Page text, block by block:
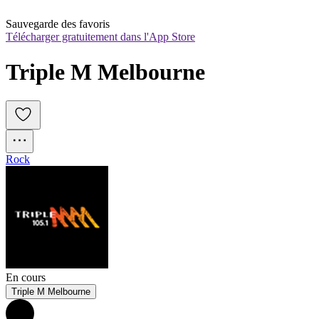
Sauvegarde des favoris
Télécharger gratuitement dans l'App Store
Triple M Melbourne
Rock
En cours
Triple M Melbourne